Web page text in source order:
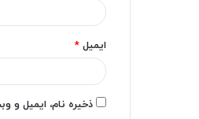
ایمیل *
ذخیره نام، ایمیل و